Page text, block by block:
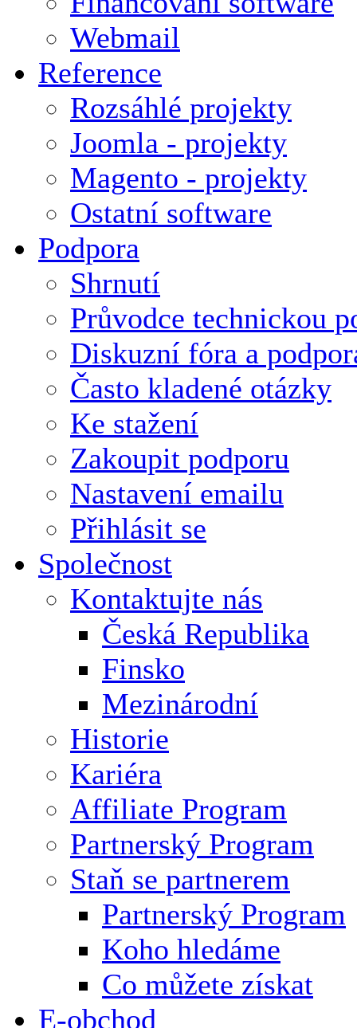
Webmail
Reference
Rozsáhlé projekty
Joomla - projekty
Magento - projekty
Ostatní software
Podpora
Shrnutí
Průvodce technickou
Diskuzní fóra a
Často kladené otázky
Ke stažení
Zakoupit podporu
Nastavení emailu
Přihlásit se
Společnost
Kontaktujte nás
Česká Republika
Finsko
Mezinárodní
Historie
Kariéra
Affiliate Program
Partnerský Program
Staň se partnerem
Partnerský Program
Koho hledáme
Co můžete získat
E-obchod